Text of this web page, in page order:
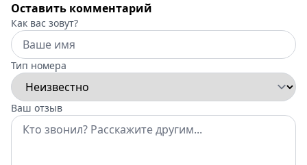
Оставить комментарий
Как вас зовут?
Тип номера
Ваш отзыв